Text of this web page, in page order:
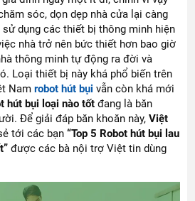
sóc, dọn dẹp nhà cửa lại càng
sử dụng các thiết bị thông minh hiện
nhà trở nên bức thiết hơn bao giờ
thông minh tự động ra đời và
Loại thiết bị này khá phổ biến trên
Namrobot hút bụi vẫn còn khá mới
hút bụi loại nào tốt đang là băn
Để giải đáp băn khoăn này,Việt
tới các bạn“Top 5 Robot hút bụi lau
được các bà nội trợ Việt tin dùng